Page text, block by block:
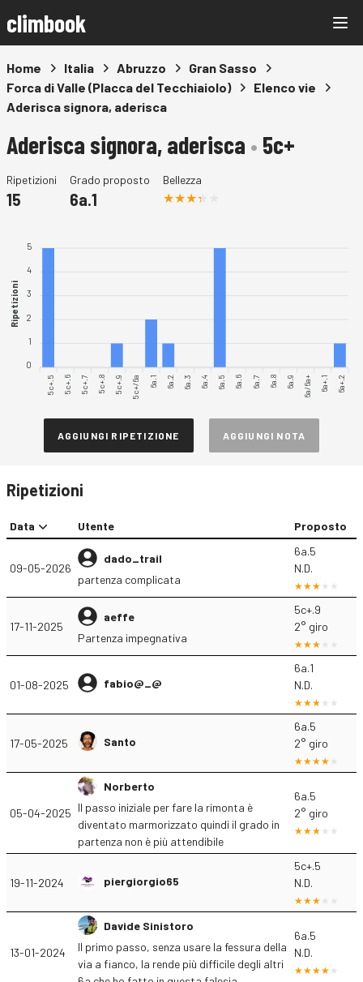
climbook
Home Italia Abruzzo
Gran Sasso
Forca di Valle (Placca del Tecchiaiolo)
Elenco vie
Aderisca signora, aderisca
Aderisca signora, aderisca • 5c+
Ripetizioni
15
Grado proposto
6a.1
Bellezza
5
4
3
2
1
0
Ripetizioni
5c+.5 5c+.6 5c+.7 5c+.8 5c+.9 5c+/6a 6a.1 6a.2 6a.3 6a.4 6a.5 6a.6 6a.7 6a.8 6a.9 6a/6a+ 6a+.1 6a+.2
AGGIUNGI RIPETIZIONE AGGIUNGI NOTA
Ripetizioni
Data Utente Proposto
09-05-2026
dado_trail
partenza complicata
6a.5
N.D.
17-11-2025
aeffe
Partenza impegnativa
5c+.9
2° giro
01-08-2025 fabio@_@
6a.1
N.D.
17-05-2025 Santo
6a.5
2° giro
05-04-2025
Norberto
Il passo iniziale per fare la rimonta è
diventato marmorizzato quindi il grado in
partenza non è più attendibile
6a.5
2° giro
19-11-2024 piergiorgio65
5c+.5
N.D.
13-01-2024
Davide Sinistoro
Il primo passo, senza usare la fessura della
via a fianco, la rende più difficile degli altri
6a.5
N.D.